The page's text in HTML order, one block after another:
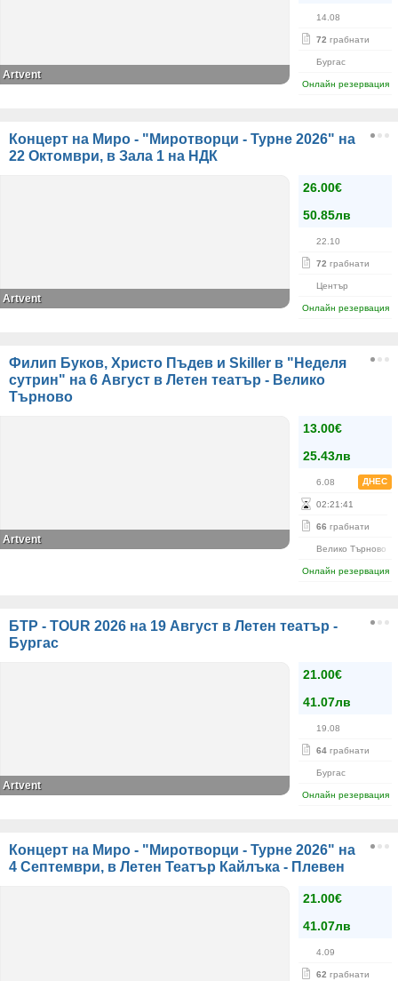
14.08
72 грабнати
Бургас
Онлайн резервация
Artvent
Концерт на Миро - "Миротворци - Турне 2026" на
22 Октомври, в Зала 1 на НДК
26.00€
50.85лв
22.10
72 грабнати
Център
Онлайн резервация
Artvent
Филип Буков, Христо Пъдев и Skiller в "Неделя
сутрин" на 6 Август в Летен театър - Велико
Търново
13.00€
25.43лв
6.08 ДНЕС
02:21 :41
66 грабнати
Велико Търново
Онлайн резервация
Artvent
БТР - TOUR 2026 на 19 Август в Летен театър -
Бургас
21.00€
41.07лв
19.08
64 грабнати
Бургас
Онлайн резервация
Artvent
Концерт на Миро - "Миротворци - Турне 2026" на
4 Септември, в Летен Театър Кайлъка - Плевен
21.00€
41.07лв
4.09
62 грабнати